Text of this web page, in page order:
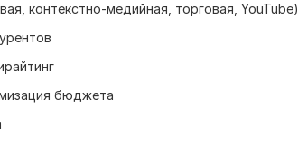
контекстно-медийная, торговая, YouTube)
бюджета